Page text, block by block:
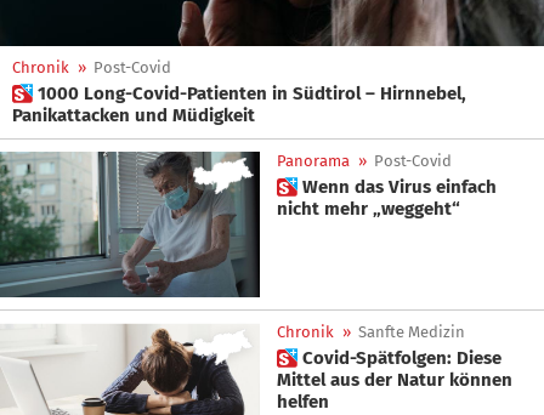
Chronik » Post-Covid
 1000 Long-Covid-Patienten in Südtirol – Hirnnebel,
Panikattacken und Müdigkeit
Panorama » Post-Covid
 Wenn das Virus einfach
nicht mehr „weggeht“
Chronik » Sanfte Medizin
 Covid-Spätfolgen: Diese
Mittel aus der Natur können
helfen